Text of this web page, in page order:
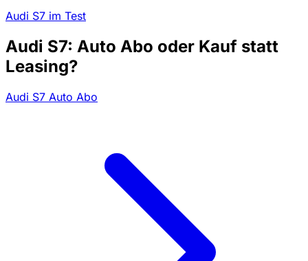
Audi S7 im Test
Audi S7: Auto Abo oder Kauf statt
Leasing?
Audi S7 Auto Abo